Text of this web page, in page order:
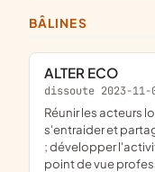
BÂLINES
ALTER ECO
dissoute 2023-11-
réunir les acteurs locaux pour promouvoir leur activité,
s'entraider et
; développer
point de vue